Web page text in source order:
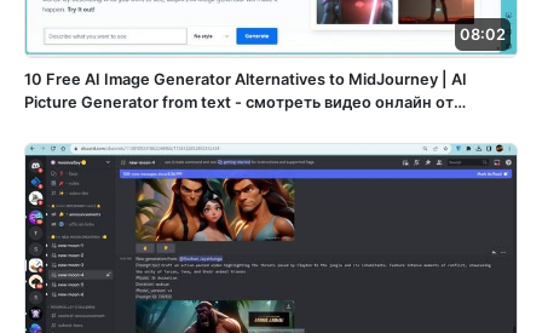
08:02
10 Free AI Image Generator Alternatives to MidJourney | AI
Picture Generator from text - смотреть видео онлайн от
декабря 2023 года в 9:25:20 00:08:02.